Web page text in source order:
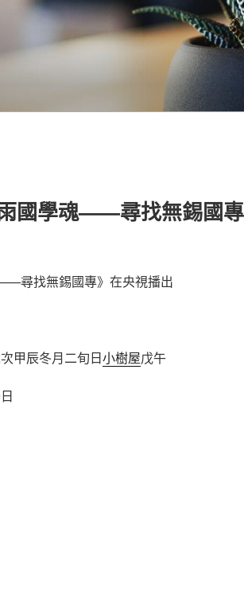
國學魂——尋找無錫國專
尋找無錫國專》在央視播出
甲辰冬月二旬日小樹屋戊午